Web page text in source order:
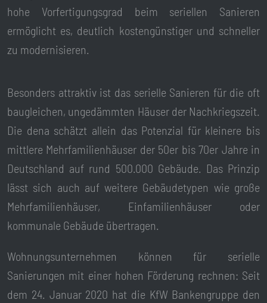
hohe Vorfertigungsgrad beim seriellen Sanieren
ermöglicht es, deutlich kostengünstiger und schneller
zu modernisieren.
Besonders attraktiv ist das serielle Sanieren für die oft
baugleichen, ungedämmten Häuser der Nachkriegszeit.
Die dena schätzt allein das Potenzial für kleinere bis
mittlere Mehrfamilienhäuser der 50er bis 70er Jahre in
Deutschland auf rund 500.000 Gebäude. Das Prinzip
lässt sich auch auf weitere Gebäudetypen wie große
Mehrfamilienhäuser, Einfamilienhäuser oder
kommunale Gebäude übertragen.
Wohnungsunternehmen können für serielle
Sanierungen mit einer hohen Förderung rechnen: Seit
dem 24. Januar 2020 hat die KfW Bankengruppe den